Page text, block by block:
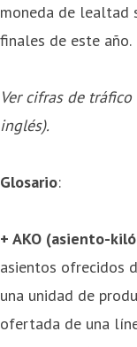
moneda de lealtad
finales de este año.
Ver cifras de
inglés).
Glosario:
+ AKO (asiento-
asientos ofrecidos
una unidad de
ofertada de una